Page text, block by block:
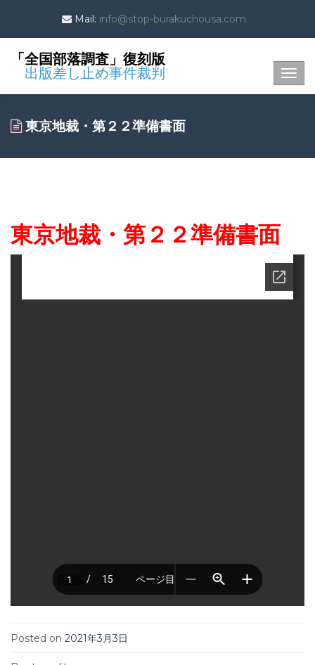
Mail: info@stop-burakuchousa.com
「全国部落調査」復刻版
出版差し止め事件裁判
東京地裁・第２２準備書面
東京地裁・第２２準備書面
Posted on 2021年3月3日